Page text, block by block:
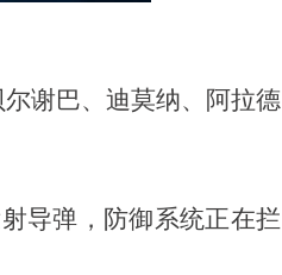
谢巴、迪莫纳、阿拉德
导弹，防御系统正在拦